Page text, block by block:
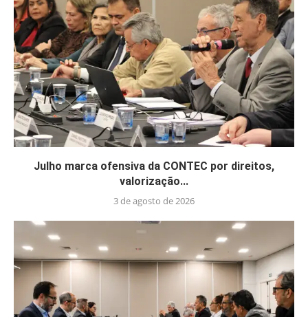
Julho marca ofensiva da CONTEC por direitos,
valorização...
3 de agosto de 2026